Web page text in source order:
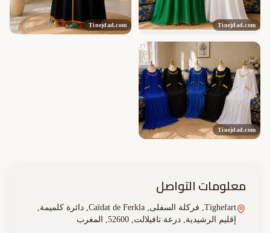
Tinejdad.com
Tinejdad.com
Tinejdad.com
معلومات التواصل
Tighefart, فركلة السفلى, Caïdat de Ferkla, دائرة كلميمة,
إقليم الرشيدية, درعة تافيلالت, 52600, المغرب